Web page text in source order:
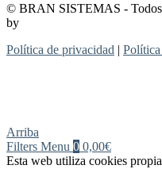
© BRAN SISTEMAS - Todos
by
Política de privacidad |
Arriba
Filters Menu 0 0,00€
Esta web utiliza cookies